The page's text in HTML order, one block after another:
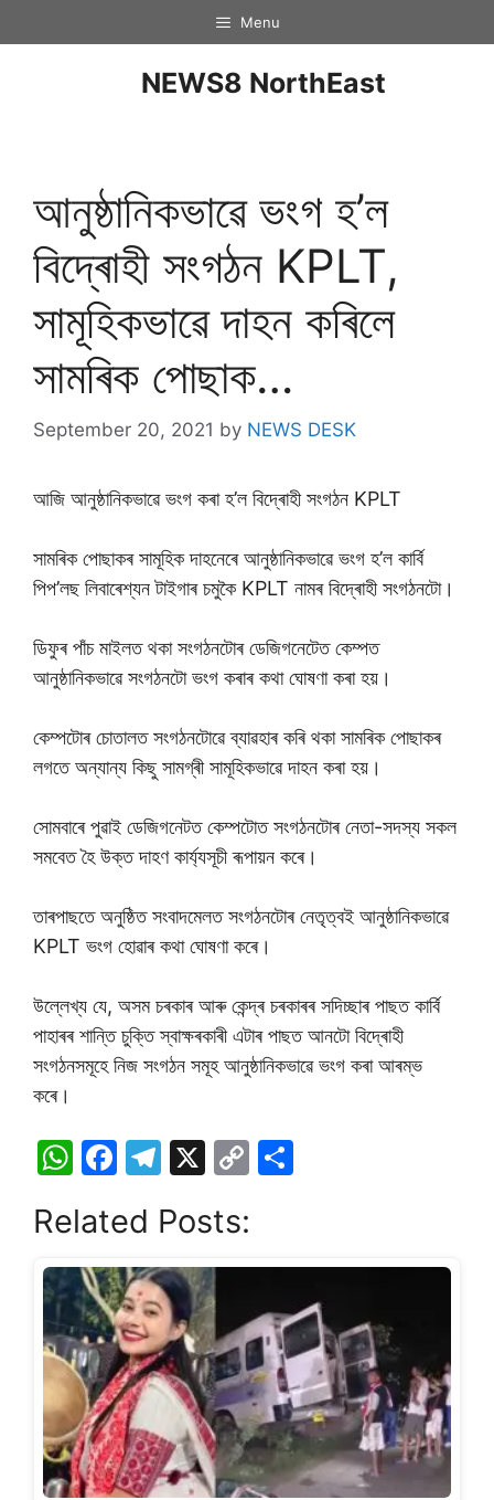
Menu
NEWS8 NorthEast
আনুষ্ঠানিকভাৱে ভংগ হ’ল
বিদ্ৰোহী সংগঠন KPLT,
সামূহিকভাৱে দাহন কৰিলে
সামৰিক পোছাক…
September 20, 2021 by NEWS DESK
আজি আনুষ্ঠানিকভাৱে ভংগ কৰা হ’ল বিদ্ৰোহী সংগঠন KPLT
সামৰিক পোছাকৰ সামূহিক দাহনেৰে আনুষ্ঠানিকভাৱে ভংগ হ’ল কাৰ্বি
পিপ’লছ লিবাৰেশ্যন টাইগাৰ চমুকৈ KPLT নামৰ বিদ্ৰোহী সংগঠনটো।
ডিফুৰ পাঁচ মাইলত থকা সংগঠনটোৰ ডেজিগনেটেত কেম্পত
আনুষ্ঠানিকভাৱে সংগঠনটো ভংগ কৰাৰ কথা ঘোষণা কৰা হয়।
কেম্পটোৰ চোতালত সংগঠনটোৱে ব্যাৱহাৰ কৰি থকা সামৰিক পোছাকৰ
লগতে অন্যান্য কিছু সামগ্ৰী সামূহিকভাৱে দাহন কৰা হয়।
সোমবাৰে পুৱাই ডেজিগনেটত কেম্পটোত সংগঠনটোৰ নেতা-সদস্য সকল
সমবেত হৈ উক্ত দাহণ কাৰ্য্যসূচী ৰূপায়ন কৰে।
তাৰপাছতে অনুষ্ঠিত সংবাদমেলত সংগঠনটোৰ নেতৃত্বই আনুষ্ঠানিকভাৱে
KPLT ভংগ হোৱাৰ কথা ঘোষণা কৰে।
উল্লেখ্য যে, অসম চৰকাৰ আৰু কেন্দ্ৰ চৰকাৰৰ সদিচ্ছাৰ পাছত কাৰ্বি
পাহাৰৰ শান্তি চুক্তি স্বাক্ষৰকাৰী এটাৰ পাছত আনটো বিদ্ৰোহী
সংগঠনসমূহে নিজ সংগঠন সমূহ আনুষ্ঠানিকভাৱে ভংগ কৰা আৰম্ভ
কৰে।
W
at
s
A
p
p
F
c
e
b
o
o
k
T
e
gr
a
m
X
C
y
n
k
e
Related Posts: